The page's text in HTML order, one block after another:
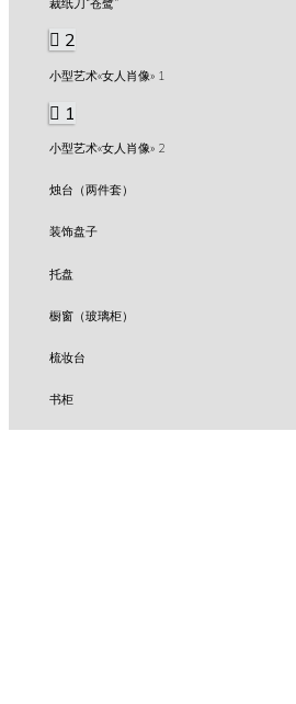
2
小型艺术«女人肖像» 1
1
小型艺术«女人肖像» 2
烛台（两件套）
装饰盘子
托盘
橱窗（玻璃柜）
梳妆台
书柜